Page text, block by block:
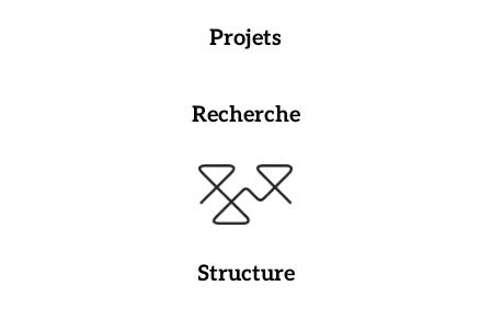
Projets
Recherche
Structure